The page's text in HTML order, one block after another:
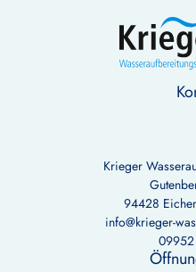
Krieger
94428
info@krieger-